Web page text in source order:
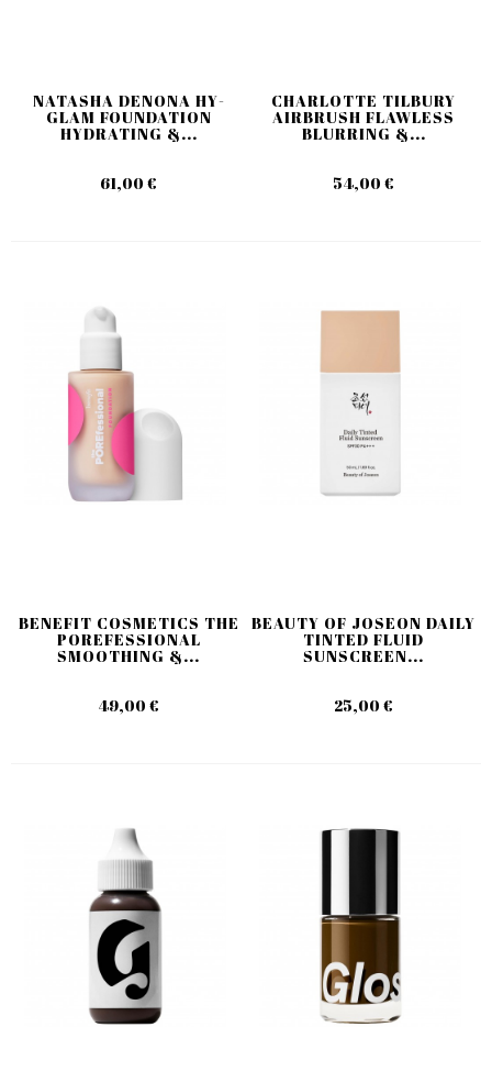
NATASHA DENONA HY-
GLAM FOUNDATION
HYDRATING &...
61,00 €
CHARLOTTE TILBURY
AIRBRUSH FLAWLESS
BLURRING &...
54,00 €
BENEFIT COSMETICS THE
POREFESSIONAL
SMOOTHING &...
49,00 €
BEAUTY OF JOSEON DAILY
TINTED FLUID
SUNSCREEN...
25,00 €